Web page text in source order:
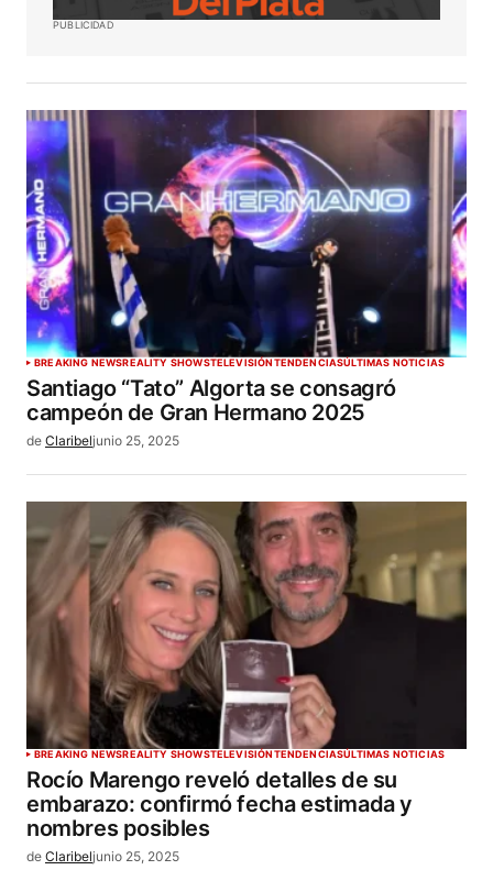
PUBLICIDAD
BREAKING NEWSREALITY SHOWSTELEVISIÓNTENDENCIASÚLTIMAS NOTICIAS
Santiago “Tato” Algorta se consagró
campeón de Gran Hermano 2025
de Claribeljunio 25, 2025
BREAKING NEWSREALITY SHOWSTELEVISIÓNTENDENCIASÚLTIMAS NOTICIAS
Rocío Marengo reveló detalles de su
embarazo: confirmó fecha estimada y
nombres posibles
de Claribeljunio 25, 2025